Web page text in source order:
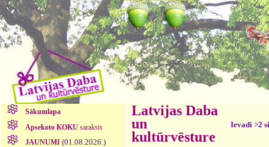
Sākumlapa
Apsekoto KOKUsaraksts
JAUNUMI (01.08.2026.)
Latvijas Daba
un
kultūrvēsture
Ievadi >2